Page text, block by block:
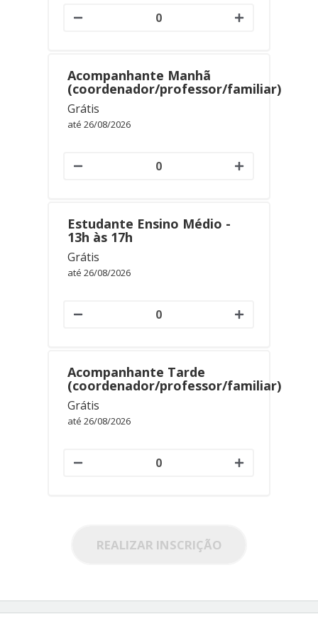
Acompanhante Manhã
(coordenador/professor/familiar)
Grátis
até 26/08/2026
Estudante Ensino Médio -
13h às 17h
Grátis
até 26/08/2026
Acompanhante Tarde
(coordenador/professor/familiar)
Grátis
até 26/08/2026
REALIZAR INSCRIÇÃO